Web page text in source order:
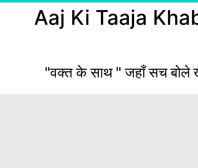
Aaj Ki Taaja
"वक्त के साथ " जहाँ सच बोले